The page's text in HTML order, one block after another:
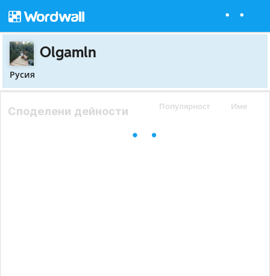
Olgamln
Русия
Популярност Име
Споделени дейности